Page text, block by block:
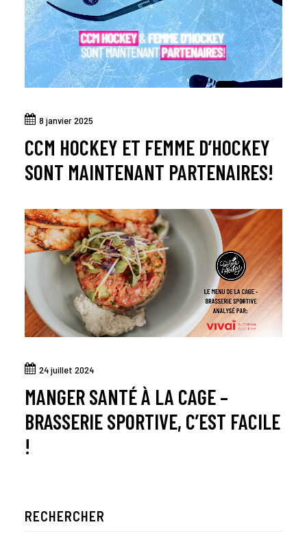
8 janvier 2025
CCM HOCKEY ET FEMME D’HOCKEY
SONT MAINTENANT PARTENAIRES!
24 juillet 2024
MANGER SANTÉ À LA CAGE –
BRASSERIE SPORTIVE, C’EST FACILE
!
RECHERCHER